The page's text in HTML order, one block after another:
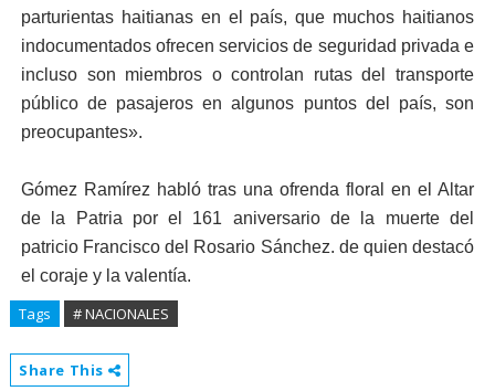
parturientas haitianas en el país, que muchos haitianos
indocumentados ofrecen servicios de seguridad privada e
incluso son miembros o controlan rutas del transporte
público de pasajeros en algunos puntos del país, son
preocupantes».
Gómez Ramírez habló tras una ofrenda floral en el Altar
de la Patria por el 161 aniversario de la muerte del
patricio Francisco del Rosario Sánchez. de quien destacó
el coraje y la valentía.
Tags # NACIONALES
Share This